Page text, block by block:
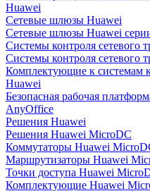
Huawei
Сетевые шлюзы Huawei
Сетевые шлюзы Huawei
Системы контроля сетевого
Системы контроля сетевого
Комплектующие к системам
Huawei
Безопасная рабочая
AnyOffice
Решения Huawei
Решения Huawei MicroDC
Коммутаторы Huawei
Маршрутизаторы Huawei
Точки доступа Huawei
Комплектующие Huawei